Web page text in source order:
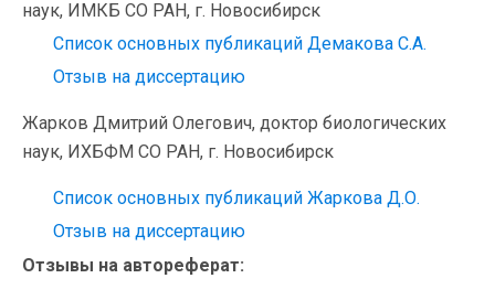
наук, ИМКБ СО РАН, г. Новосибирск
Список основных публикаций Демакова С.А.
Отзыв на диссертацию
Жарков Дмитрий Олегович, доктор биологических
наук, ИХБФМ СО РАН, г. Новосибирск
Список основных публикаций Жаркова Д.О.
Отзыв на диссертацию
Отзывы на автореферат: